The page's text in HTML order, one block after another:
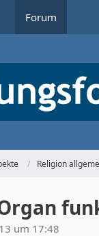
Forum
Religion
um 17:48